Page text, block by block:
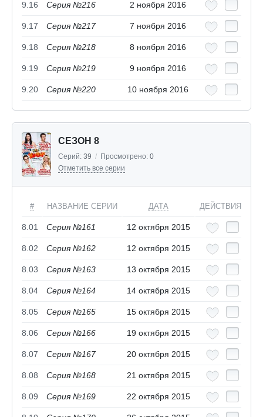
9.16 Серия №216 2 ноября 2016
9.17 Серия №217 7 ноября 2016
9.18 Серия №218 8 ноября 2016
9.19 Серия №219 9 ноября 2016
9.20 Серия №220 10 ноября 2016
СЕЗОН 8
Серий: 39 / Просмотрено: 0
Отметить все серии
# НАЗВАНИЕ СЕРИИ ДАТА ДЕЙСТВИЯ
8.01 Серия №161 12 октября 2015
8.02 Серия №162 12 октября 2015
8.03 Серия №163 13 октября 2015
8.04 Серия №164 14 октября 2015
8.05 Серия №165 15 октября 2015
8.06 Серия №166 19 октября 2015
8.07 Серия №167 20 октября 2015
8.08 Серия №168 21 октября 2015
8.09 Серия №169 22 октября 2015